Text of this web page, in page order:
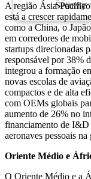
A região Ásia-
está a crescer
como a China, o
em corredores de
startups direcionadas
responsável por 38%
integrou a formação
novas escolas de
compactos e de alta
com OEMs globais
aumento de 26% no
financiamento de I&D
aeronaves pessoais
Oriente Médio e
O Oriente Médio e a